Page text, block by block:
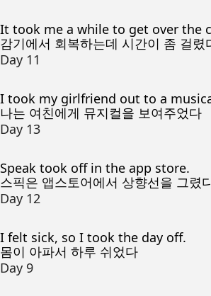
It took me a while to get over the
감기에서 회복하는데 시간이 좀 걸렸
Day 11
I took my girlfriend out to a
나는 여친에게 뮤지컬을 보여주었다
Day 13
Speak took off in the app store.
스픽은 앱스토어에서 상향선을 그렸
Day 12
I felt sick, so I took the day off.
몸이 아파서 하루 쉬었다
Day 9